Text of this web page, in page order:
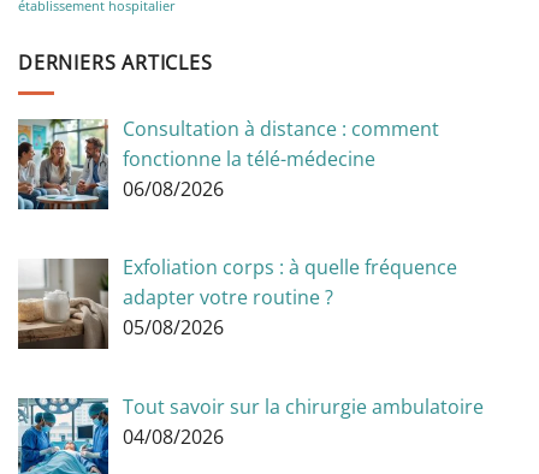
établissement hospitalier
DERNIERS ARTICLES
Consultation à distance : comment
fonctionne la télé-médecine
06/08/2026
Exfoliation corps : à quelle fréquence
adapter votre routine ?
05/08/2026
Tout savoir sur la chirurgie ambulatoire
04/08/2026